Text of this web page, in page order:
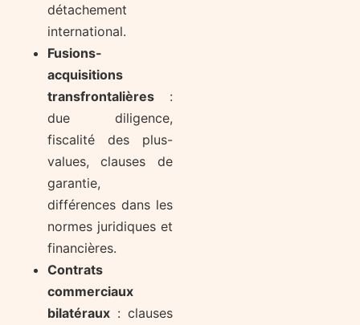
détachement
international.
Fusions-
acquisitions
transfrontalières:
due diligence,
fiscalité des plus-
values, clauses de
garantie,
différences dans les
normes juridiques et
financières.
Contrats
commerciaux
bilatéraux: clauses